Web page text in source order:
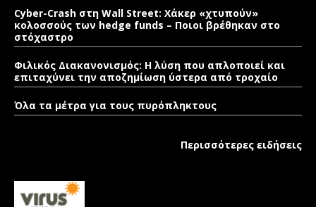
Cyber-Crash στη Wall Street: Χάκερ «χτυπούν»
κολοσσούς των hedge funds – Ποιοι βρέθηκαν στο
στόχαστρο
Φιλικός Διακανονισμός: Η λύση που απλοποιεί και
επιταχύνει την αποζημίωση ύστερα από τροχαίο
Όλα τα μέτρα για τους πυρόπληκτους
Περισσότερες ειδήσεις